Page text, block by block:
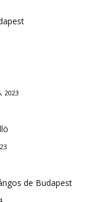
2023
de Budapest